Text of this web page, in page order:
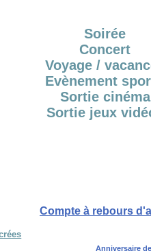
Soirée
Concert
Voyage /
Evènement
Sortie cinéma
Sortie jeux
Compte à rebours
Anniversaire